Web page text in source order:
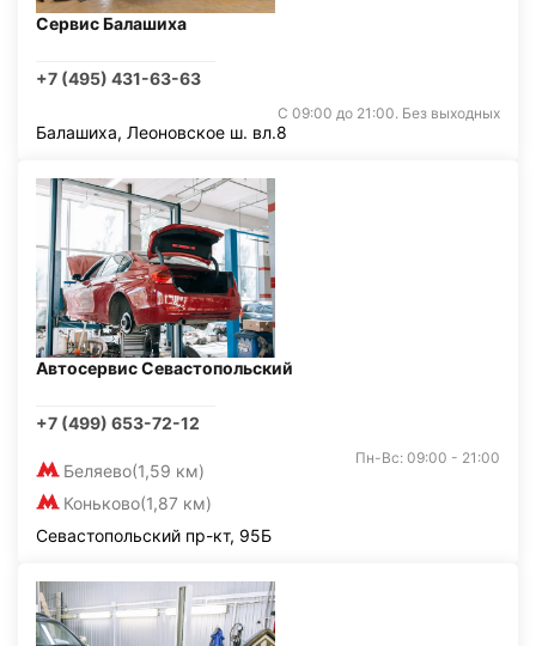
Сервис Балашиха
+7 (495) 431-63-63
С 09:00 до 21:00. Без выходных
Балашиха, Леоновское ш. вл.8
Автосервис Севастопольский
+7 (499) 653-72-12
Беляево(1,59 км)
Коньково(1,87 км)
Пн-Вс: 09:00 - 21:00
Севастопольский пр-кт, 95Б